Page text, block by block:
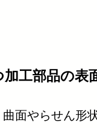
工部品の表
面やらせん形